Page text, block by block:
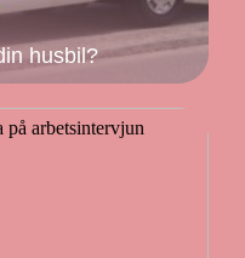
husbil?